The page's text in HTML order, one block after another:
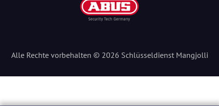
Alle Rechte vorbehalten © 2026 Schlüsseldienst Mangjolli